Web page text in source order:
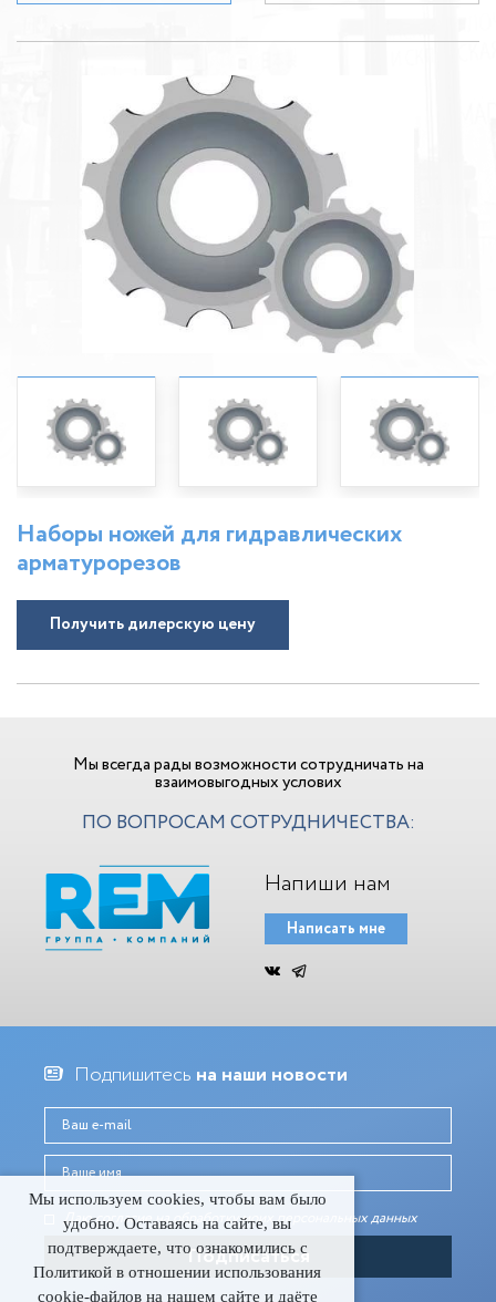
Наборы ножей для гидравлических
арматурорезов
Получить дилерскую цену
Мы всегда рады возможности сотрудничать на
взаимовыгодных услових
ПО ВОПРОСАМ СОТРУДНИЧЕСТВА:
Напиши нам
Написать мне
Подпишитесь на наши новости
Даю согласие на обработку моих персональных данныx
Мы используем cookies, чтобы вам было
удобно. Оставаясь на сайте, вы
подтверждаете, что ознакомились с
Политикой в отношении использования
cookie-файлов на нашем сайте и даёте